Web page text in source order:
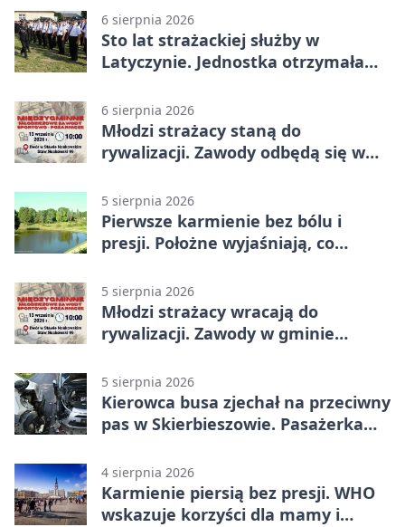
6 sierpnia 2026
Sto lat strażackiej służby w
Latyczynie. Jednostka otrzymała
6 sierpnia 2026
Młodzi strażacy staną do
rywalizacji. Zawody odbędą się w
5 sierpnia 2026
Pierwsze karmienie bez bólu i
presji. Położne wyjaśniają, co
5 sierpnia 2026
Młodzi strażacy wracają do
rywalizacji. Zawody w gminie
5 sierpnia 2026
Kierowca busa zjechał na przeciwny
pas w Skierbieszowie. Pasażerka
4 sierpnia 2026
Karmienie piersią bez presji. WHO
wskazuje korzyści dla mamy i